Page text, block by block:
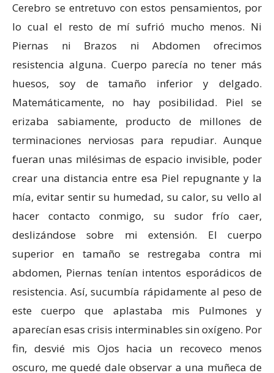
Cerebro se entretuvo con estos pensamientos, por
lo cual el resto de mí sufrió mucho menos. Ni
Piernas ni Brazos ni Abdomen ofrecimos
resistencia alguna. Cuerpo parecía no tener más
huesos, soy de tamaño inferior y delgado.
Matemáticamente, no hay posibilidad. Piel se
erizaba sabiamente, producto de millones de
terminaciones nerviosas para repudiar. Aunque
fueran unas milésimas de espacio invisible, poder
crear una distancia entre esa Piel repugnante y la
mía, evitar sentir su humedad, su calor, su vello al
hacer contacto conmigo, su sudor frío caer,
deslizándose sobre mi extensión. El cuerpo
superior en tamaño se restregaba contra mi
abdomen, Piernas tenían intentos esporádicos de
resistencia. Así, sucumbía rápidamente al peso de
este cuerpo que aplastaba mis Pulmones y
aparecían esas crisis interminables sin oxígeno. Por
fin, desvié mis Ojos hacia un recoveco menos
oscuro, me quedé dale observar a una muñeca de